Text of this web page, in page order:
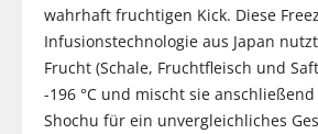
wahrhaft fruchtigen Kick. Diese
Infusionstechnologie aus Japan
Frucht (Schale, Fruchtfleisch und
-196 °C und mischt sie
Shochu für ein unvergleichliches